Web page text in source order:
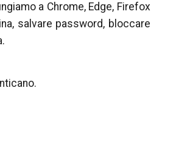
a Chrome, Edge, Firefox
salvare password, bloccare